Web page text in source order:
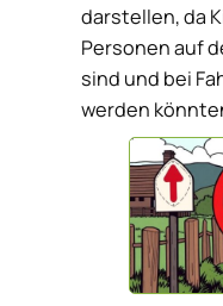
darstellen, da
Personen auf
sind und bei
werden